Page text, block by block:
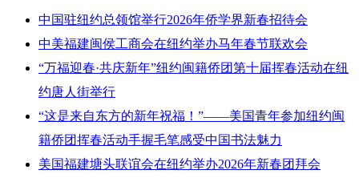
中国驻纽约总领馆举行2026年侨学界新春招待会
中美福建闽侯工商会在纽约举办马年春节联欢会
“万福迎春·共庆新年”纽约闽籍侨团第十届挥春活动在纽
约唐人街举行
“这是来自东方的新年祝福！”——美国青年参加纽约闽
籍侨团挥春活动手握毛笔感受中国书法魅力
美国福建塘头联谊会在纽约举办2026年新春团拜会